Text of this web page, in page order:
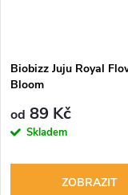
Biobizz Juju Royal
Bloom
od 89 Kč
Skladem
ZOBRAZIT